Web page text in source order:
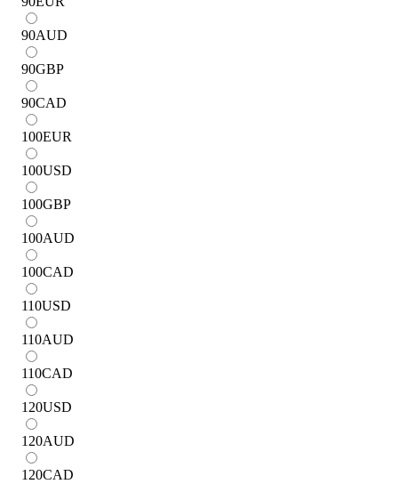
90AUD
90GBP
90CAD
100EUR
100USD
100GBP
100AUD
100CAD
110USD
110AUD
110CAD
120USD
120AUD
120CAD